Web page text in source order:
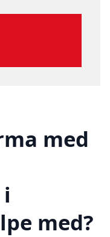
med
med?